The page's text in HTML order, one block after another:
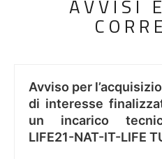
AVVISI
Avviso per
di interesse
un incarico
LIFE21-NAT-IT-LIFE